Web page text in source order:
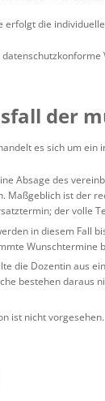
erfolgt die
der
es sich um
Absage des
Maßgeblich ist der
der volle
in diesem Fall
Wunschtermine
die Dozentin aus
bestehen daraus
ist nicht vorgesehen.